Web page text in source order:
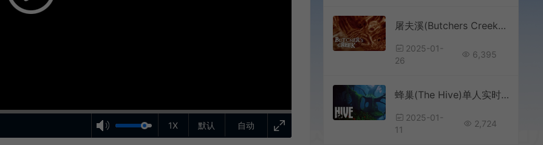
自动
1X 默认
屠夫溪(Butchers Creek)第一人称近战恐怖游戏|下载
2025-01-
26
6,395
蜂巢(The Hive)单人实时策略游戏|下载
2025-01-
11
2,724